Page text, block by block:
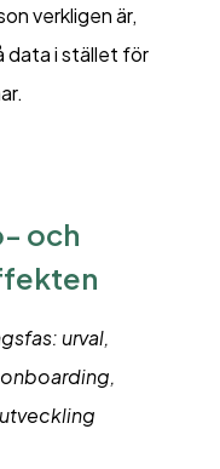
verkligen är,
data i stället för
och
urval,